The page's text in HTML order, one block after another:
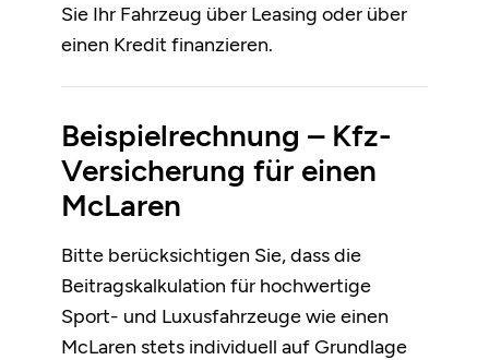
Sie Ihr Fahrzeug über Leasing oder über
einen Kredit finanzieren.
Beispielrechnung – Kfz-
Versicherung für einen
McLaren
Bitte berücksichtigen Sie, dass die
Beitragskalkulation für hochwertige
Sport- und Luxusfahrzeuge wie einen
McLaren stets individuell auf Grundlage